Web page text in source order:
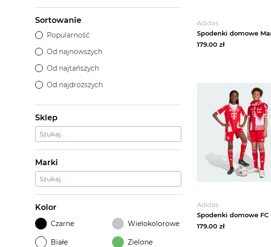
Sortowanie
Popularność
Od najnowszych
Od najtańszych
Od najdroższych
Sklep
Marki
Kolor
Czarne Wielokolorowe
Białe Zielone
Adidas
179.00 zł
Adidas
179.00 zł